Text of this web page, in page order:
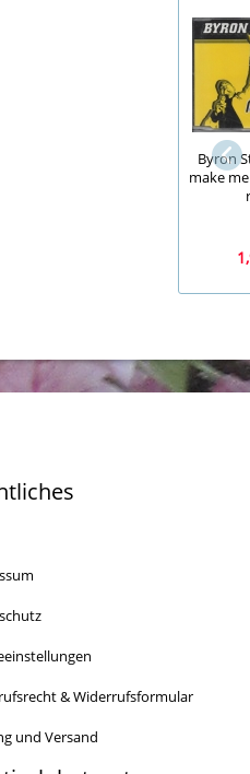
Byron
make
& Widerrufsformular
und Versand